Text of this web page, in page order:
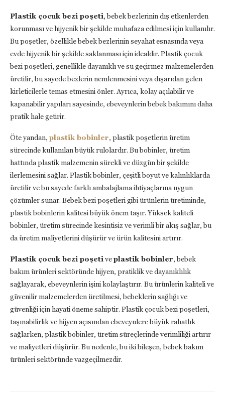
Plastik çocuk bezi poşeti, bebek bezlerinin dış etkenlerden
korunması ve hijyenik bir şekilde muhafaza edilmesi için kullanılır.
Bu poşetler, özellikle bebek bezlerinin seyahat esnasında veya
evde hijyenik bir şekilde saklanması için idealdir. Plastik çocuk
bezi poşetleri, genellikle dayanıklı ve su geçirmez malzemelerden
üretilir, bu sayede bezlerin nemlenmesini veya dışarıdan gelen
kirleticilerle temas etmesini önler. Ayrıca, kolay açılabilir ve
kapanabilir yapıları sayesinde, ebeveynlerin bebek bakımını daha
pratik hale getirir.
Öte yandan, plastik bobinler, plastik poşetlerin üretim
sürecinde kullanılan büyük rulolardır. Bu bobinler, üretim
hattında plastik malzemenin sürekli ve düzgün bir şekilde
ilerlemesini sağlar. Plastik bobinler, çeşitli boyut ve kalınlıklarda
üretilir ve bu sayede farklı ambalajlama ihtiyaçlarına uygun
çözümler sunar. Bebek bezi poşetleri gibi ürünlerin üretiminde,
plastik bobinlerin kalitesi büyük önem taşır. Yüksek kaliteli
bobinler, üretim sürecinde kesintisiz ve verimli bir akış sağlar, bu
da üretim maliyetlerini düşürür ve ürün kalitesini artırır.
Plastik çocuk bezi poşetiveplastik bobinler, bebek
bakım ürünleri sektöründe hijyen, pratiklik ve dayanıklılık
sağlayarak, ebeveynlerin işini kolaylaştırır. Bu ürünlerin kaliteli ve
güvenilir malzemelerden üretilmesi, bebeklerin sağlığı ve
güvenliği için hayati öneme sahiptir. Plastik çocuk bezi poşetleri,
taşınabilirlik ve hijyen açısından ebeveynlere büyük rahatlık
sağlarken, plastik bobinler, üretim süreçlerinde verimliliği artırır
ve maliyetleri düşürür. Bu nedenle, bu iki bileşen, bebek bakım
ürünleri sektöründe vazgeçilmezdir.